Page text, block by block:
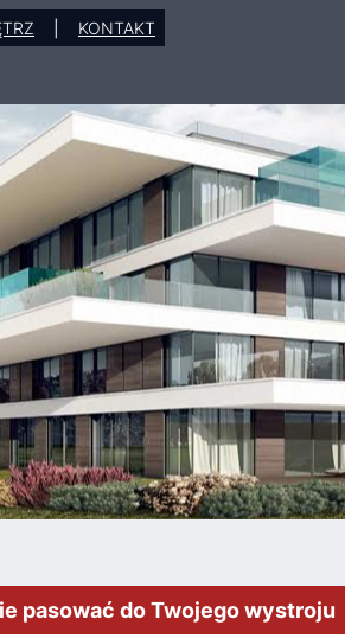
KONTAKT
pasować do Twojego wystroju